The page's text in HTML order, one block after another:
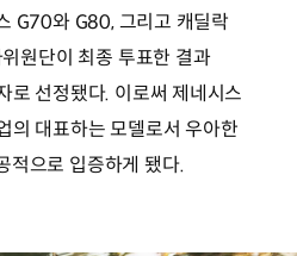
G70와 G80, 그리고 캐딜락
원단이 최종 투표한 결과
로 선정됐다. 이로써 제네시스
의 대표하는 모델로서 우아한
적으로 입증하게 됐다.